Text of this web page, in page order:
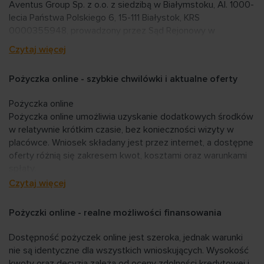
Aventus Group Sp. z o.o. z siedzibą w Białymstoku, Al. 1000-
lecia Państwa Polskiego 6, 15-111 Białystok, KRS
Białymstoku XII Wydział Gospodarczy KRS, NIP
9662029390, REGON 200358089, kapitał zakładowy
kredytowych przy Komisji Nadzoru Finansowego
Spółka prowadzi działalność w zakresie pośrednictwa
kredytowego w znaczeniu ustawy z dnia 12 maja 2011 r. o
kredycie konsumenckim (Dz.U. 2011 Nr 126 poz. 715 z
póżn.zm.) na rzecz instytucji pożyczkowych.
Aventus Group Sp. z o.o.
Związku Instytucji Pożyczkowych
przedsiębiorców na rynku finansowym. Będąc Członkiem
Group przestrzega stosowaniaZasad Dobrych Praktyk.
przyjętych do stosowania przez przedsiębiorstwa działające
Czytaj więcej
Pożyczka online - szybkie chwilówki i aktualne oferty
Pożyczka online
Pożyczka online umożliwia uzyskanie dodatkowych środków
w relatywnie krótkim czasie, bez konieczności wizyty w
placówce. Wniosek składany jest przez internet, a dostępne
oferty różnią się zakresem kwot, kosztami oraz warunkami
Rozwiązanie to pozwala dopasować parametry finansowania
zachowaniu uproszczonych formalności.
Czytaj więcej
Pożyczki online - realne możliwości finansowania
Dostępność pożyczek online jest szeroka, jednak warunki
nie są identyczne dla wszystkich wnioskujących. Wysokość